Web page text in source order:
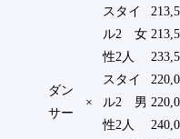
ダン
サー
×
スタイ
ル2 女
性2人
スタイ
ル2 男
性2人